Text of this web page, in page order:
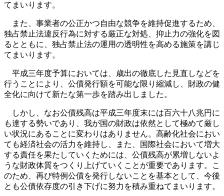
てまいります。
また、事業者の公正かつ自由な競争を維持促進するため、
独占禁止法違反行為に対する厳正な対処、抑止力の強化を図
るとともに、独占禁止法の運用の透明性を高める施策を講じ
てまいります。
平成三年度予算においては、歳出の徹底した見直しなどを
行うことにより、公債発行額を可能な限り縮減し、財政の健
全化に向けて新たな第一歩を踏み出しました。
しかし、なお公債残高は平成三年度末には百六十八兆円に
も達する勢いであり、我が国の財政は依然として極めて厳し
い状況にあることに変わりはありません。高齢化社会におい
ても経済社会の活力を維持し、また、国際社会において増大
する責任を果たしていくためには、公債残高が累増しないよ
うな財政体質をつくり上げていくことが重要であります。こ
のため、再び特例公債を発行しないことを基本として、今後
とも公債依存度の引き下げに努力を積み重ねてまいります。